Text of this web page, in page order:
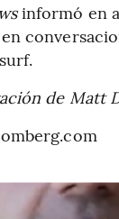
informó en
de Matt